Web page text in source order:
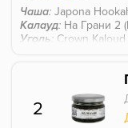
Чаша: Japona
Калауд: На Грани 2
Уголь : Crown
Во время сессии
составляющая..
2